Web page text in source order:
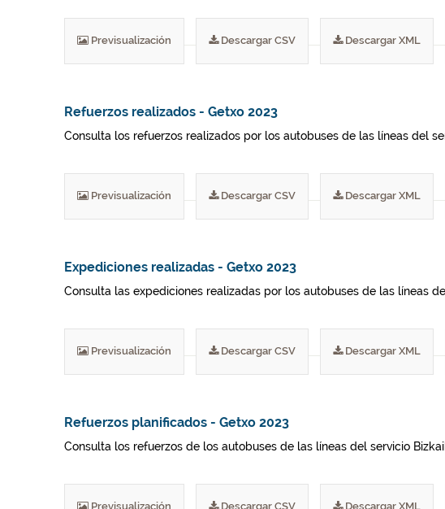
Previsualización Descargar CSV Descargar XML
Refuerzos realizados - Getxo 2023
Consulta los refuerzos realizados por los autobuses de las líneas del
Previsualización Descargar CSV Descargar XML
Expediciones realizadas - Getxo 2023
Consulta las expediciones realizadas por los autobuses de las líneas
Previsualización Descargar CSV Descargar XML
Refuerzos planificados - Getxo 2023
Consulta los refuerzos de los autobuses de las líneas del servicio
Previsualización Descargar CSV Descargar XML